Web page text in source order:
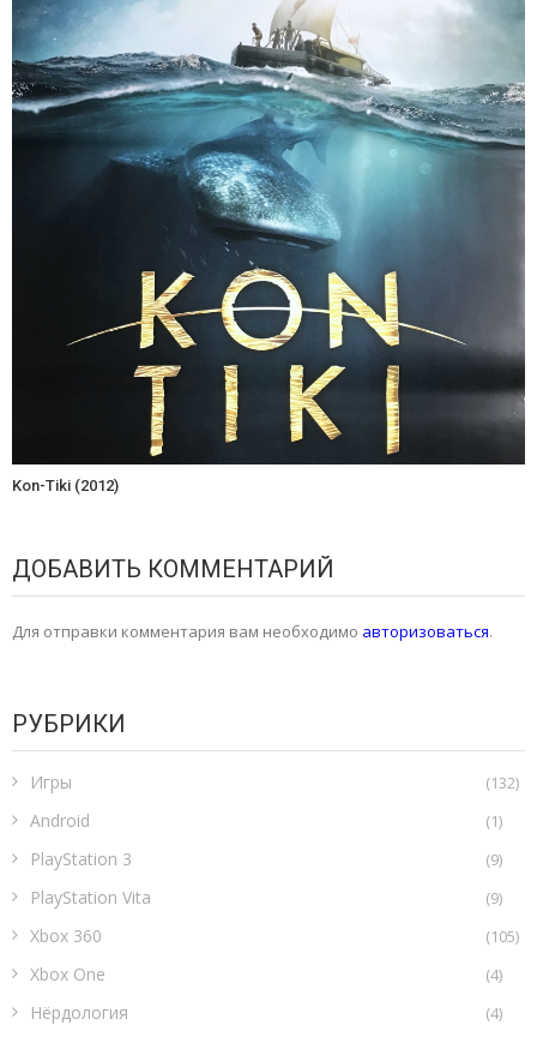
Kon-Tiki (2012)
ДОБАВИТЬ КОММЕНТАРИЙ
Для отправки комментария вам необходимо авторизоваться.
РУБРИКИ
Игры (132)
Android (1)
PlayStation 3 (9)
PlayStation Vita (9)
Xbox 360 (105)
Xbox One (4)
Нёрдология (4)